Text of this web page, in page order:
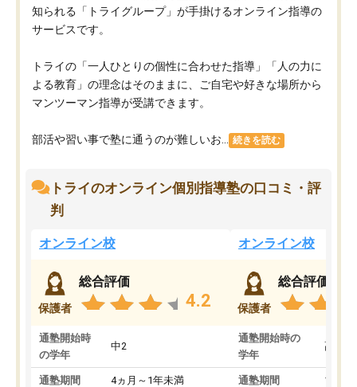
知られる「トライグループ」が手掛けるオンライン指導の
サービスです。
トライの「一人ひとりの個性に合わせた指導」「人の力に
よる教育」の理念はそのままに、ご自宅や好きな場所から
マンツーマン指導が受講できます。
部活や習い事で塾に通うのが難しいお... 続きを読む
トライのオンライン個別指導塾の口コミ・評
判
オンライン校
保護者
総合評価
4.2
通塾開始時
の学年
中2
通塾期間 4ヵ月～1年未満
オンライン校
保護者
総合評価
通塾開始時の
学年
高3
通塾期間 1～3